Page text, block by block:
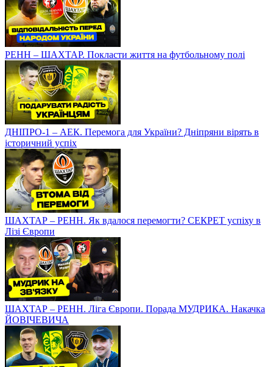
РЕНН – ШАХТАР. Покласти життя на футбольному полі
ДНІПРО-1 – АЕК. Перемога для України? Дніпряни вірять в
історичний успіх
ШАХТАР – РЕНН. Як вдалося перемогти? СЕКРЕТ успіху в
Лізі Європи
ШАХТАР – РЕНН. Ліга Європи. Порада МУДРИКА. Накачка
ЙОВІЧЕВИЧА